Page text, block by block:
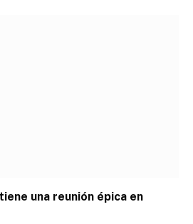
una reunión épica en